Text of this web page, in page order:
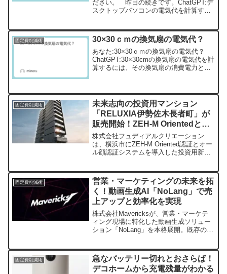
ださい。 昨日の続きです。ChatGPT:デ
スクトップパソコンの電気代を計算する
電力、使用時間、電気料金の単価などで
す。1.消費電力...
固定費削減術 30×30ｃｍの換気扇の電気代？
あなた:30×30ｃｍの換気扇の電気代？
ChatGPT:30×30cmの換気扇の電気代を計
算するには、その換気扇の消費電力と使
はモデルによって異なりますが、一般
的...
固定費削減術
未来志向の投資用マンション
「RELUXIA伊勢佐木長者町」が
販売開始！ZEH-M Orientedとオ
ール顔認証で快適＆エコな暮らし
を実現
株式会社フュディアルクリエーション
は、横浜市にZEH-M Oriented認証とオー
ル顔認証システムを導入した投資用新築
た。高い環境性能と最新技術が魅力で
す。
固定費削減術
営業・マーケティングの未来を拓
く！動画生成AI「NoLang」で売
上アップと効率化を実現
株式会社Mavericksが、営業・マーケテ
ィング現場に特化した動画生成ソリュー
ション「NoLang」を本格展開。既存のテ
減と受注率向上に貢献します。
固定費削減術
急なバッテリー切れとおさらば！
デコホームから充電残量がわかる